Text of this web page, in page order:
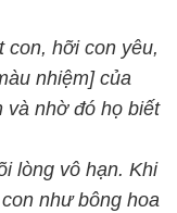
con, hỡi con yêu,
nhiệm] của
và nhờ đó họ biết
lòng vô hạn. Khi
như bông hoa